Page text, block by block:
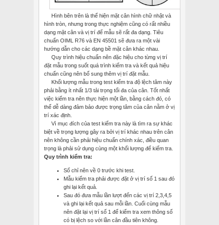
Hình bên trên là thể hiện mặt cân hình chữ nhật và
hình tròn, nhưng trong thực nghiệm cũng có rất nhiều
dạng mặt cân và vị trí để mẫu sẽ rất đa dạng. Tiêu
chuẩn OIML R76 và EN 45501 sẽ đưa ra một vài
hướng dẫn cho các dạng bề mặt cân khác nhau.
Quy trình hiệu chuẩn nên đặc hiệu cho từng vị trí
đặt mẫu trong suốt quá trình kiểm tra và kết quả hiệu
chuẩn cũng nên bổ sung thêm vị trí đặt mẫu.
Khối lượng mẫu trong test kiểm tra độ lệch tâm này
phải bằng ít nhất 1/3 tải trọng tối đa của cân. Tốt nhất
việc kiểm tra nên thực hiện một lần, bằng cách đó, có
thể dễ dàng đảm bảo được trọng tâm của cân nằm ở vị
trí xác định.
Vì mục đích của test kiểm tra này là tìm ra sự khác
biệt về trọng lượng gây ra bởi vị trí khác nhau trên cân
nên không cần phải hiệu chuẩn chính xác, điều quan
trọng là phải sử dụng cùng một khối lượng để kiểm tra.
Quy trình kiểm tra:
Số chỉ nên về 0 trước khi test.
Mẫu kiểm tra phải được đặt ở vị trí số 1 sau đó
ghi lại kết quả.
Sau đó đưa mẫu lần lượt đến các vị trí 2,3,4,5
và ghi lại kết quả sau mỗi lần. Cuối cùng mẫu
nên đặt lại vị trí số 1 để kiểm tra xem thông số
có bị lệch so với lần cân đầu tiên không.